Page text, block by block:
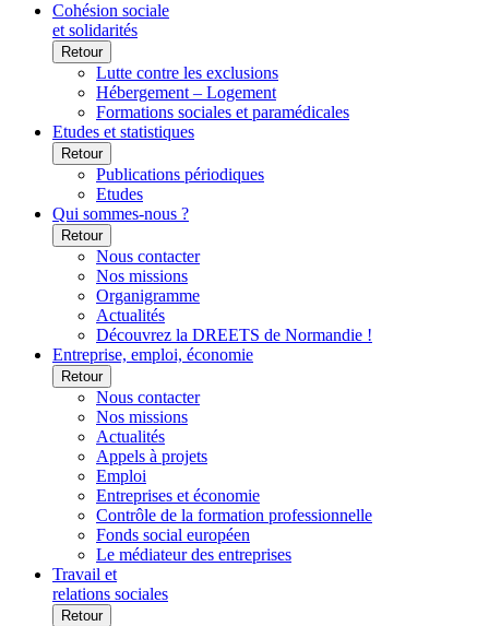
Cohésion sociale
et solidarités
Retour
Lutte contre les exclusions
Hébergement – Logement
Formations sociales et paramédicales
Etudes et statistiques
Retour
Publications périodiques
Etudes
Qui sommes-nous ?
Retour
Nous contacter
Nos missions
Organigramme
Actualités
Découvrez la DREETS de Normandie !
Entreprise, emploi, économie
Retour
Nous contacter
Nos missions
Actualités
Appels à projets
Emploi
Entreprises et économie
Contrôle de la formation professionnelle
Fonds social européen
Le médiateur des entreprises
Travail et
relations sociales
Retour